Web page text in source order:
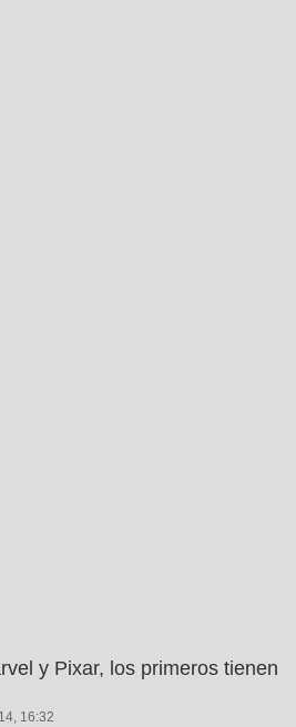
y Pixar, los primeros tienen
16:32